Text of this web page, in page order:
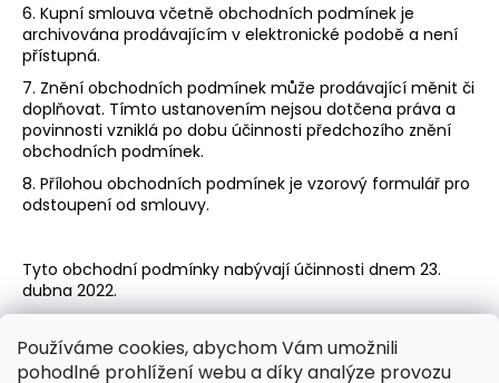
Používáme cookies, abychom Vám umožnili
pohodlné prohlížení webu a díky analýze provozu
6. Kupní smlouva včetně obchodních podmínek je
archivována prodávajícím v elektronické podobě a není
přístupná.
7. Znění obchodních podmínek může prodávající měnit či
doplňovat. Tímto ustanovením nejsou dotčena práva a
povinnosti vzniklá po dobu účinnosti předchozího znění
obchodních podmínek.
8. Přílohou obchodních podmínek je vzorový formulář pro
odstoupení od smlouvy.
Tyto obchodní podmínky nabývají účinnosti dnem 23.
dubna 2022.